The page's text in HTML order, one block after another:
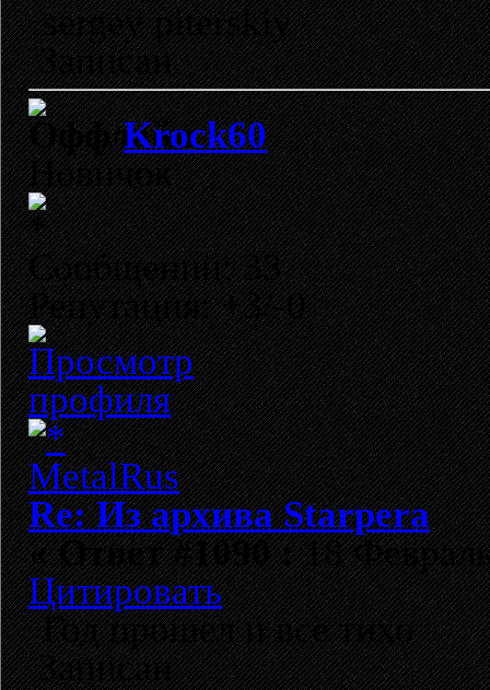
sergey piterskiy
Записан
Krock60
Новичок
Сообщений: 33
Репутация: +3/-0
Re: Из архива Starpera
«Ответ #1090 :18
Цитировать
Год прошел и все тихо
Записан